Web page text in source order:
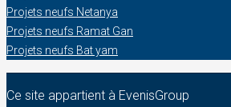
Projets neufs Netanya
Projets neufs Ramat Gan
Projets neufs Bat yam
Ce site appartient à EvenisGroup